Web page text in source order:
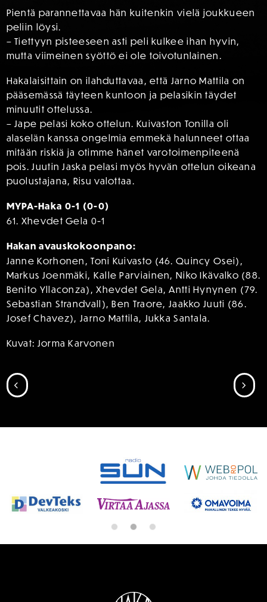
Pientä parannettavaa hän kuitenkin vielä joukkueen
peliin löysi.
– Tiettyyn pisteeseen asti peli kulkee ihan hyvin,
mutta viimeinen syöttö ei ole toivotunlainen.
Hakalaisittain on ilahduttavaa, että Jarno Mattila on
pääsemässä täyteen kuntoon ja pelasikin täydet
minuutit ottelussa.
– Jape pelasi koko ottelun. Kuivaston Tonilla oli
alaselän kanssa ongelmia emmekä halunneet ottaa
mitään riskiä ja otimme hänet varotoimenpiteenä
pois. Juutin Jaska pelasi myös hyvän ottelun oikeana
puolustajana, Risu valottaa.
MYPA-Haka 0-1 (0-0)
61. Xhevdet Gela 0-1
Hakan avauskokoonpano:
Janne Korhonen, Toni Kuivasto (46. Quincy Osei),
Markus Joenmäki, Kalle Parviainen, Niko Ikävalko (88.
Benito Yllaconza), Xhevdet Gela, Antti Hynynen (79.
Sebastian Strandvall), Ben Traore, Jaakko Juuti (86.
Josef Chavez), Jarno Mattila, Jukka Santala.
Kuvat: Jorma Karvonen
SIIRRY EDELLISEEN